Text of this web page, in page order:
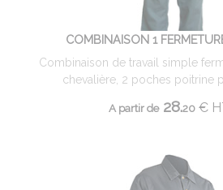
COMBINAISON 1
Combinaison de travail simple
chevalière, 2 poches poitrine
A partir de28.20 €